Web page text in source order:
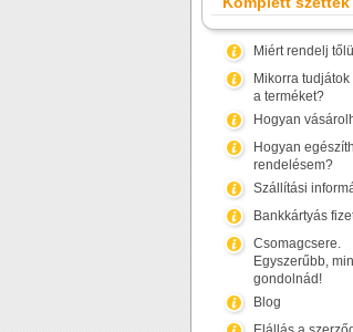
Miért rendelj
Mikorra
a terméket?
Hogyan
Hogyan
rendelésem?
Szállítási
Bankkártyás
Csomagcsere.
Egyszerűbb,
gondolnád!
Blog